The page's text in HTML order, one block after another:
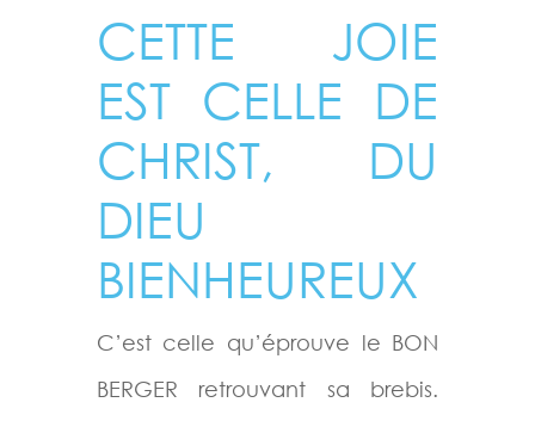
CETTE JOIE
EST CELLE DE
CHRIST, DU
DIEU
BIENHEUREUX
C’est celle qu’éprouve le BON
BERGER retrouvant sa brebis.